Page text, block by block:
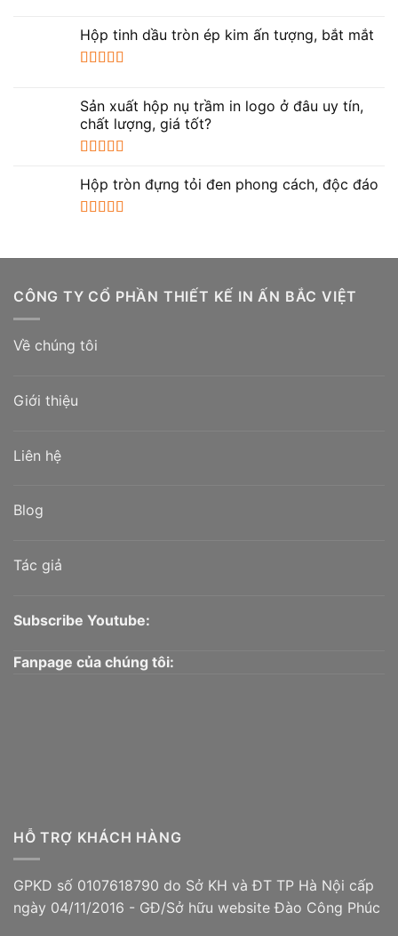
sao
Hộp tinh dầu tròn ép kim ấn tượng, bắt mắt
sao
Sản xuất hộp nụ trầm in logo ở đâu uy tín,
chất lượng, giá tốt?
hạng 5.005
sao
Hộp tròn đựng tỏi đen phong cách, độc đáo
sao
CÔNG TY CỔ PHẦN THIẾT KẾ IN ẤN BẮC VIỆT
Về chúng tôi
Giới thiệu
Liên hệ
Blog
Tác giả
Subscribe Youtube:
Fanpage của chúng tôi:
HỖ TRỢ KHÁCH HÀNG
GPKD số 0107618790 do Sở KH và ĐT TP Hà Nội cấp
ngày 04/11/2016 - GĐ/Sở hữu website Đào Công Phúc